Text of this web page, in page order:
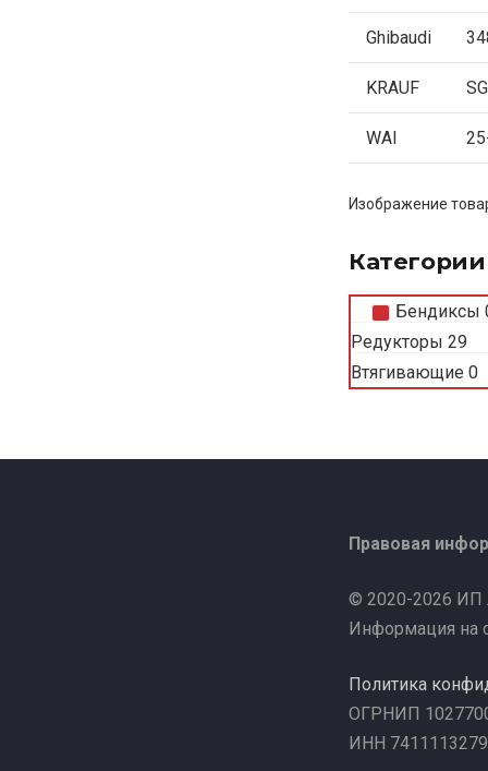
Ghibaudi
KRAUF
WAI
Изображение
Бендиксы
Редукторы 29
Втягивающие 0
Правовая
© 2020-2026 ИП
Информация на
Политика
ОГРНИП
ИНН